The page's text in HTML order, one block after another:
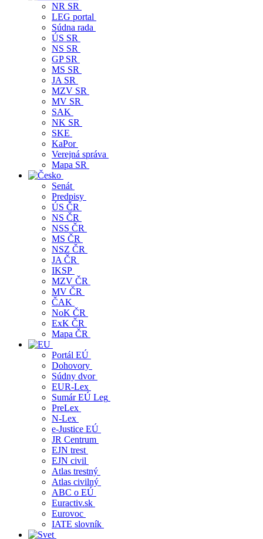
NR SR
LEG portal
Súdna rada
ÚS SR
NS SR
GP SR
MS SR
JA SR
MZV SR
MV SR
SAK
NK SR
SKE
KaPor
Verejná správa
Mapa SR
Senát
Predpisy
ÚS ČR
NS ČR
NSS ČR
MS ČR
NSZ ČR
JA ČR
IKSP
MZV ČR
MV ČR
ČAK
NoK ČR
ExK ČR
Mapa ČR
Portál EÚ
Dohovory
Súdny dvor
EUR-Lex
Sumár EÚ Leg
PreLex
N-Lex
e-Justice EÚ
JR Centrum
EJN trest
EJN civil
Atlas trestný
Atlas civilný
ABC o EÚ
Euractiv.sk
Eurovoc
IATE slovník